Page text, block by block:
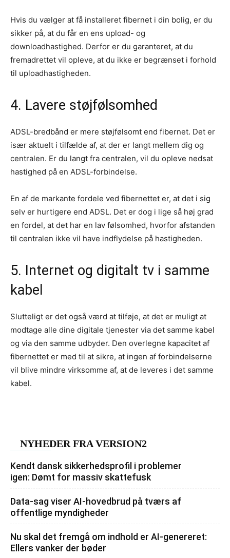
Hvis du vælger at få installeret fibernet i din bolig, er du
sikker på, at du får en ens upload- og
downloadhastighed. Derfor er du garanteret, at du
fremadrettet vil opleve, at du ikke er begrænset i forhold
til uploadhastigheden.
4. Lavere støjfølsomhed
ADSL-bredbånd er mere støjfølsomt end fibernet. Det er
især aktuelt i tilfælde af, at der er langt mellem dig og
centralen. Er du langt fra centralen, vil du opleve nedsat
hastighed på en ADSL-forbindelse.
En af de markante fordele ved fibernettet er, at det i sig
selv er hurtigere end ADSL. Det er dog i lige så høj grad
en fordel, at det har en lav følsomhed, hvorfor afstanden
til centralen ikke vil have indflydelse på hastigheden.
5. Internet og digitalt tv i samme
kabel
Slutteligt er det også værd at tilføje, at det er muligt at
modtage alle dine digitale tjenester via det samme kabel
og via den samme udbyder. Den overlegne kapacitet af
fibernettet er med til at sikre, at ingen af forbindelserne
vil blive mindre virksomme af, at de leveres i det samme
kabel.
NYHEDER FRA VERSION2
Kendt dansk sikkerhedsprofil i problemer
igen: Dømt for massiv skattefusk
Data-sag viser AI-hovedbrud på tværs af
offentlige myndigheder
Nu skal det fremgå om indhold er AI-genereret:
Ellers vanker der bøder